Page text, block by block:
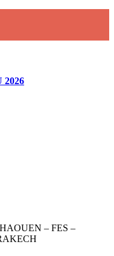
2026
– FES –